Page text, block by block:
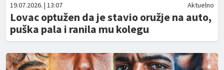
19.07.2026. | 13:07 Aktuelno
Lovac optužen da je stavio oružje na auto,
puška pala i ranila mu kolegu